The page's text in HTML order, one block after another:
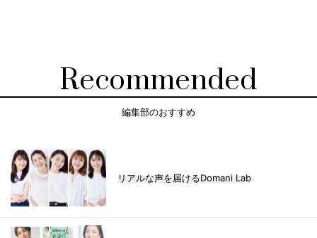
Recommended
編集部のおすすめ
リアルな声を届けるDomani Lab